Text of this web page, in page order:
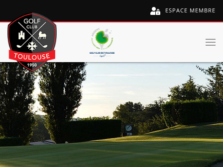
ESPACE MEMBRE